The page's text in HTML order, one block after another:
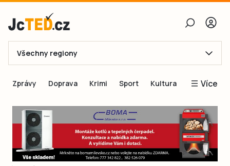
E-mail
Obnovit heslo
Přihlásit se
Všechny regiony
Zprávy Doprava Krimi Sport Kultura Více
Blogy
Inspirace
Čtenáři píší
Speciální přílohy